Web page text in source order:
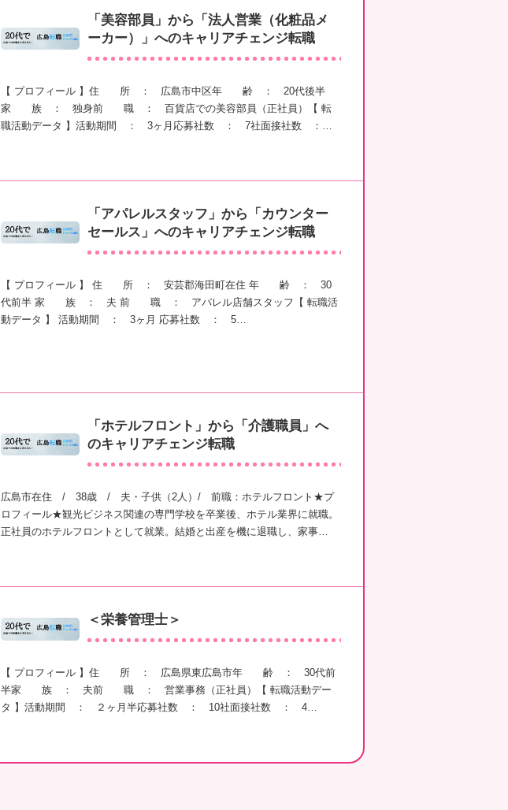
「美容部員」から「法人営業（化粧品メ
ーカー）」へのキャリアチェンジ転職
【 プロフィール 】住 所 ： 広島市中区年 齢 ： 20代後半
家 族 ： 独身前 職 ： 百貨店での美容部員（正社員）【 転
職活動データ 】活動期間 ： 3ヶ月応募社数 ： 7社面接社数 ：…
「アパレルスタッフ」から「カウンター
セールス」へのキャリアチェンジ転職
【 プロフィール 】 住 所 ： 安芸郡海田町在住 年 齢 ： 30
代前半 家 族 ： 夫 前 職 ： アパレル店舗スタッフ【 転職活
動データ 】 活動期間 ： 3ヶ月 応募社数 ： 5…
「ホテルフロント」から「介護職員」へ
のキャリアチェンジ転職
広島市在住 / 38歳 / 夫・子供（2人）/ 前職：ホテルフロント★プ
ロフィール★観光ビジネス関連の専門学校を卒業後、ホテル業界に就職。
正社員のホテルフロントとして就業。結婚と出産を機に退職し、家事…
＜栄養管理士＞
【 プロフィール 】住 所 ： 広島県東広島市年 齢 ： 30代前
半家 族 ： 夫前 職 ： 営業事務（正社員）【 転職活動デー
タ 】活動期間 ： ２ヶ月半応募社数 ： 10社面接社数 ： 4…